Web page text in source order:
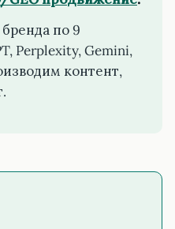
по 9
Perplexity, Gemini,
контент,